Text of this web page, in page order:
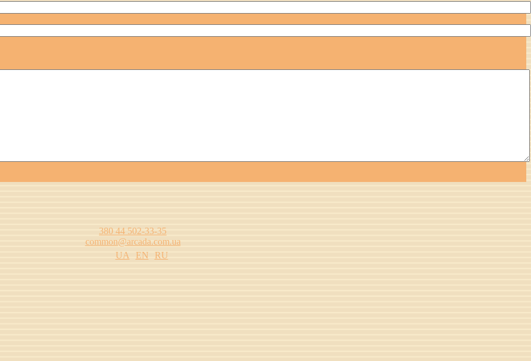
380 44 502-33-35
common@arcada.com.ua
UA
EN
RU